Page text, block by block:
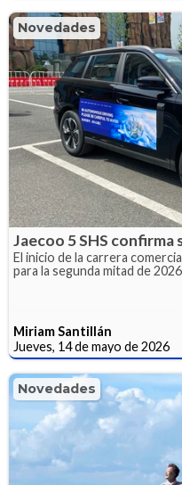
Novedades
Jaecoo 5 SHS confirma
El inicio de la carrera
para la segunda mitad de
Miriam Santillán
Jueves, 14 de mayo de 2026
Novedades